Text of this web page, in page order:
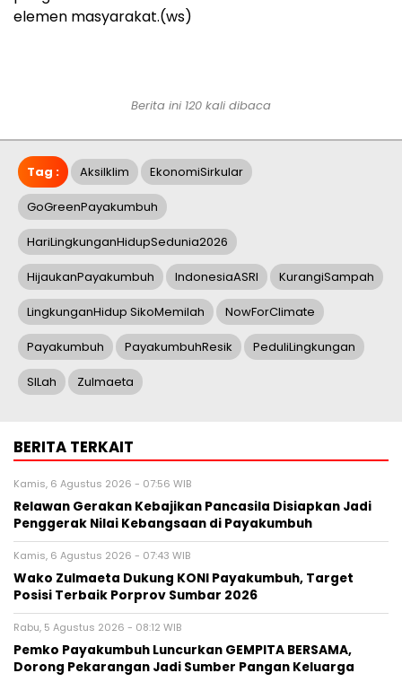
elemen masyarakat.(ws)
Berita ini 120 kali dibaca
Tag : AksiIklim EkonomiSirkular
GoGreenPayakumbuh
HariLingkunganHidupSedunia2026
HijaukanPayakumbuh IndonesiaASRI KurangiSampah
LingkunganHidup SikoMemilah NowForClimate
Payakumbuh PayakumbuhResik PeduliLingkungan
SILah Zulmaeta
BERITA TERKAIT
Kamis, 6 Agustus 2026 - 07:56 WIB
Relawan Gerakan Kebajikan Pancasila Disiapkan Jadi
Penggerak Nilai Kebangsaan di Payakumbuh
Kamis, 6 Agustus 2026 - 07:43 WIB
Wako Zulmaeta Dukung KONI Payakumbuh, Target
Posisi Terbaik Porprov Sumbar 2026
Rabu, 5 Agustus 2026 - 08:12 WIB
Pemko Payakumbuh Luncurkan GEMPITA BERSAMA,
Dorong Pekarangan Jadi Sumber Pangan Keluarga